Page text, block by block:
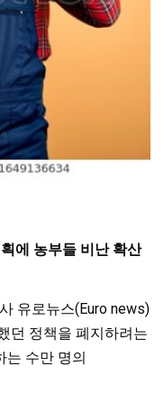
에 농부들 비난 확산
유로뉴스(Euro news)
던 정책을 폐지하려는
는 수만 명의